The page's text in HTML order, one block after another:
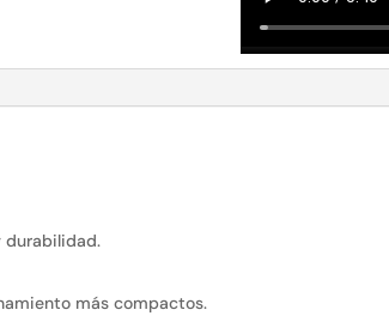
durabilidad.
más compactos.